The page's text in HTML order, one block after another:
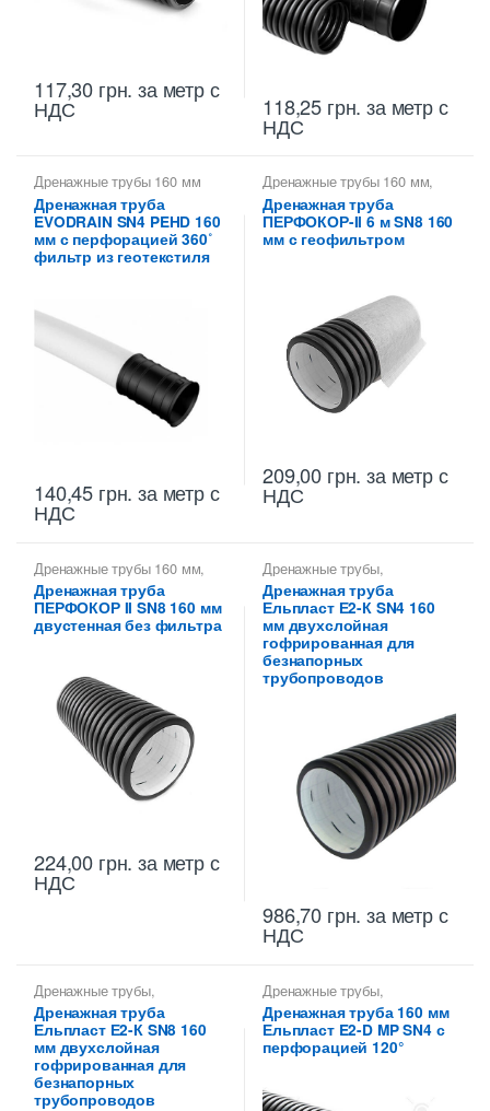
117,30 грн. за метр с
НДС 118,25 грн. за метр с
НДС
Дренажные трубы 160 мм
Дренажная труба
EVODRAIN SN4 PEHD 160
мм с перфорацией 360˚
фильтр из геотекстиля
140,45 грн. за метр с
НДС
Дренажные трубы 160 мм,
Трубы гофрированные
дренажные ДКС,Трубы
дренажные гофрированные
Дренажная труба
ПЕРФОКОР-II 6 м SN8 160
мм с геофильтром
209,00 грн. за метр с
НДС
Дренажные трубы 160 мм,
Дренажные трубы Перфокор
Трубы дренажные
гофрированные
Дренажная труба
ПЕРФОКОР II SN8 160 мм
двустенная без фильтра
224,00 грн. за метр с
НДС
Дренажные трубы,
Дренажные трубы 160 мм
Трубы дренажные
гофрированные
Дренажная труба
Ельпласт Е2-К SN4 160
мм двухслойная
гофрированная для
безнапорных
трубопроводов
986,70 грн. за метр с
НДС
Дренажные трубы,
Дренажные трубы 160 мм
Трубы дренажные
гофрированные
Дренажная труба
Ельпласт Е2-К SN8 160
мм двухслойная
гофрированная для
безнапорных
трубопроводов
Дренажные трубы,
Дренажные трубы 160 мм
Дренажная труба 160 мм
Ельпласт E2-D MP SN4 с
перфорацией 120°